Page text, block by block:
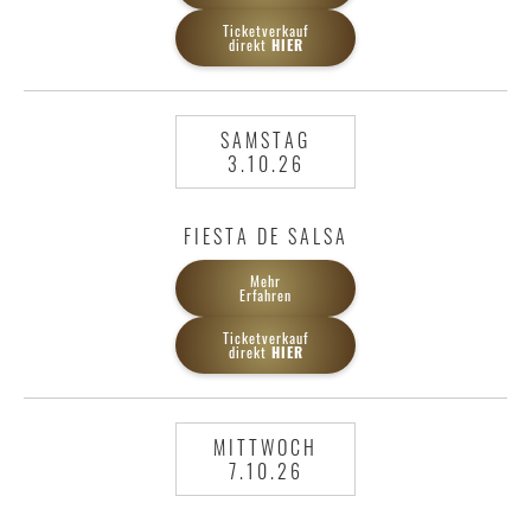
Ticketverkauf
direkt HIER
SAMSTAG
3.10.26
FIESTA DE SALSA
Mehr
Erfahren
Ticketverkauf
direkt HIER
MITTWOCH
7.10.26